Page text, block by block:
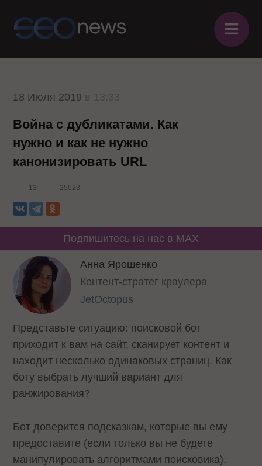
≡
18 Июля 2019
Война с дубликатами. Как
нужно и как не нужно
канонизировать URL
13 25023
Подпишитесь на нас в MAX
Анна Ярошенко
Контент-стратег краулера
JetOctopus
Представьте ситуацию: поисковой бот
приходит к вам на сайт, сканирует контент и
находит несколько одинаковых страниц. Как
боту выбрать лучший вариант для
ранжирования?
Бот доверится подсказкам, которые вы ему
предоставите (если только вы не будете
манипулировать алгоритмами поисковика).